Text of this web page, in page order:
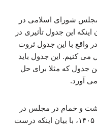
مجلس شورای اسلامی در
این جدول تأثیری در
واقع با این جدول ثروت
می کنیم. این جدول باید
جدول که مثلا برای حل
و خمام در مجلس در
موافقت با جدول شماره ۱۴ لایحه بودجه ۱۴۰۵، با بیان اینکه درست